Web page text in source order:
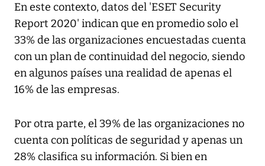
En este contexto, datos del 'ESET Security
Report 2020' indican que en promedio solo el
33% de las organizaciones encuestadas cuenta
con un plan de continuidad del negocio, siendo
en algunos países una realidad de apenas el
16% de las empresas.
Por otra parte, el 39% de las organizaciones no
cuenta con políticas de seguridad y apenas un
28% clasifica su información. Si bien en